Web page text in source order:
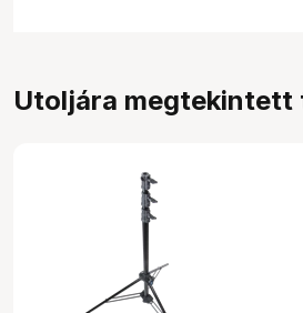
Utoljára megtekintett